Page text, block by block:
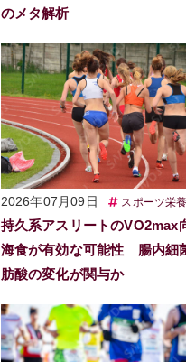
のメタ解析
2026年07月09日 スポーツ栄養
持久系アスリートのVO2max
海食が有効な可能性 腸内細
肪酸の変化が関与か